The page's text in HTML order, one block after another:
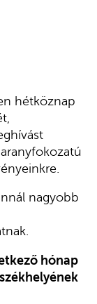
hétköznap
nagyobb
hónap